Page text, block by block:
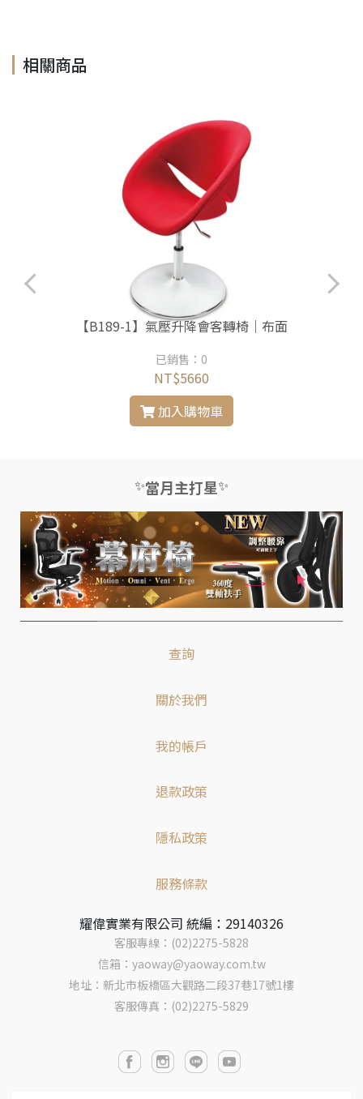
相關商品
【B189-1】氣壓升降會客轉椅｜布面
已銷售：0
NT$5660
加入購物車
✨當月主打星✨
查詢
關於我們
我的帳戶
退款政策
隱私政策
服務條款
耀偉實業有限公司 統編：29140326
客服專線：(02)2275-5828
信箱：yaoway@yaoway.com.tw
地址：新北市板橋區大觀路二段37巷17號1樓
客服傳真：(02)2275-5829